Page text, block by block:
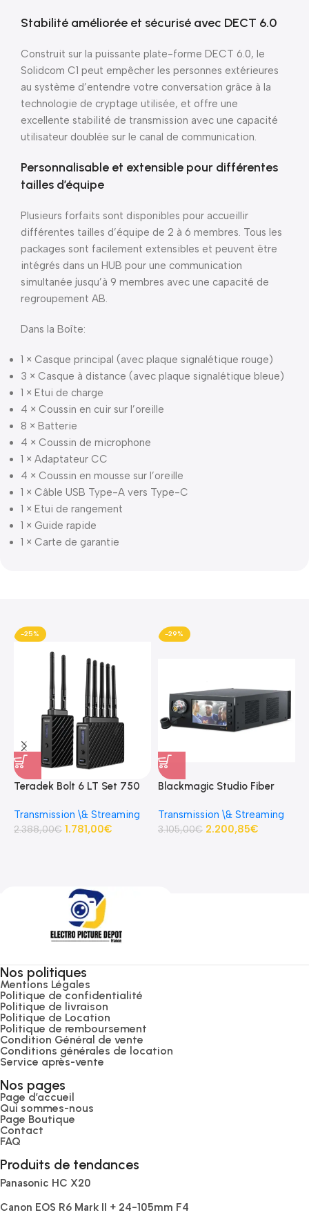
Stabilité améliorée et sécurisé avec DECT 6.0
Construit sur la puissante plate-forme DECT 6.0, le
Solidcom C1 peut empêcher les personnes extérieures
au système d’entendre votre conversation grâce à la
technologie de cryptage utilisée, et offre une
excellente stabilité de transmission avec une capacité
utilisateur doublée sur le canal de communication.
Personnalisable et extensible pour différentes
tailles d’équipe
Plusieurs forfaits sont disponibles pour accueillir
différentes tailles d’équipe de 2 à 6 membres. Tous les
packages sont facilement extensibles et peuvent être
intégrés dans un HUB pour une communication
simultanée jusqu’à 9 membres avec une capacité de
regroupement AB.
Dans la Boîte:
1 × Casque principal (avec plaque signalétique rouge)
3 × Casque à distance (avec plaque signalétique bleue)
1 × Etui de charge
4 × Coussin en cuir sur l’oreille
8 × Batterie
4 × Coussin de microphone
1 × Adaptateur CC
4 × Coussin en mousse sur l’oreille
1 × Câble USB Type-A vers Type-C
1 × Etui de rangement
1 × Guide rapide
1 × Carte de garantie
-25%
Teradek Bolt 6 LT Set 750
Transmitter/Receiver Kit
Transmission \& Streaming
2.388,00€ 1.781,00€
-29%
Blackmagic Studio Fiber
optique
Transmission \& Streaming
3.105,00€ 2.200,85€
Nos politiques
Mentions Légales
Politique de confidentialité
Politique de livraison
Politique de Location
Politique de remboursement
Condition Général de vente
Conditions générales de location
Service après-vente
Nos pages
Page d’accueil
Qui sommes-nous
Page Boutique
Contact
FAQ
Produits de tendances
Panasonic HC X20
Canon EOS R6 Mark II + 24-105mm F4